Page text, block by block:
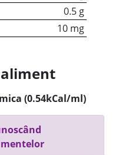
0.5 g
10 mg
(0.54kCal/ml)